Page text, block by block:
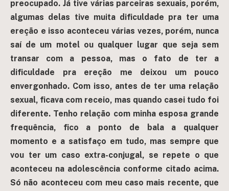
preocupado. Já tive várias parceiras sexuais, porém,
algumas delas tive muita dificuldade pra ter uma
ereção e isso aconteceu várias vezes, porém, nunca
saí de um motel ou qualquer lugar que seja sem
transar com a pessoa, mas o fato de ter a
dificuldade pra ereção me deixou um pouco
envergonhado. Com isso, antes de ter uma relação
sexual, ficava com receio, mas quando casei tudo foi
diferente. Tenho relação com minha esposa grande
frequência, fico a ponto de bala a qualquer
momento e a satisfaço em tudo, mas sempre que
vou ter um caso extra-conjugal, se repete o que
aconteceu na adolescência conforme citado acima.
Só não aconteceu com meu caso mais recente, que